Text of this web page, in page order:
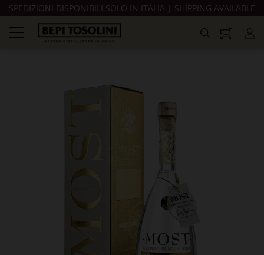
SPEDIZIONI DISPONIBILI SOLO IN ITALIA | SHIPPING AVAILABLE
ONLY IN ITALY
navigazione
Toggle